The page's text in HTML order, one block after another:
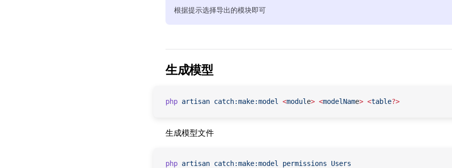
根据提示选择导出的模块即可
生成模型
php artisan catch:make:model <modul e> <modelName> <table?>
生成模型文件
php artisan catch:make:model permissions Users